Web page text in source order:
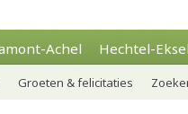
Achel Hechtel-
Groeten & felicitaties